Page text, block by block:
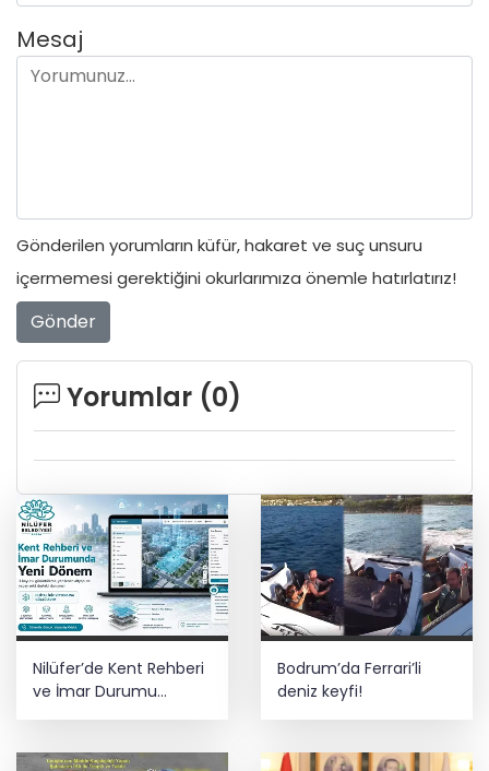
Mesaj
Gönderilen yorumların küfür, hakaret ve suç unsuru
içermemesi gerektiğini okurlarımıza önemle hatırlatırız!
Gönder
Yorumlar (0)
Nilüfer’de Kent Rehberi
ve İmar Durumu
Sorgulama yenilendi
Bodrum’da Ferrari’li
deniz keyfi!